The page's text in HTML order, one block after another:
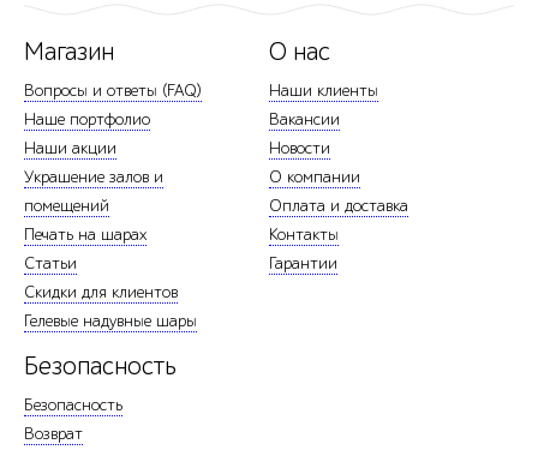
Магазин
Вопросы и ответы (FAQ)
Наше портфолио
Наши акции
Украшение залов и
помещений
Печать на шарах
Статьи
Скидки для клиентов
Гелевые надувные шары
О нас
Наши клиенты
Вакансии
Новости
О компании
Оплата и доставка
Контакты
Гарантии
Безопасность
Безопасность
Возврат